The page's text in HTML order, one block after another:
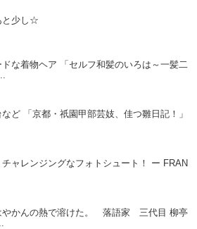
と少し☆
な着物ヘア 「セルフ和髪のいろは～一髪二
ど 「京都・祇園甲部芸妓、佳つ雛日記！」
ャレンジングなフォトシュート！ ー FRAN
やかんの熱で溶けた。 落語家 三代目 柳亭